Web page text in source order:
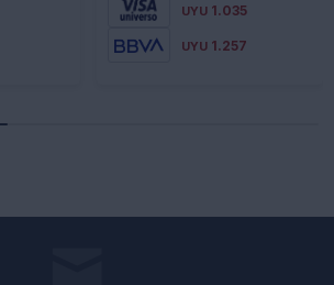
UYU 1.035
UYU 1.257